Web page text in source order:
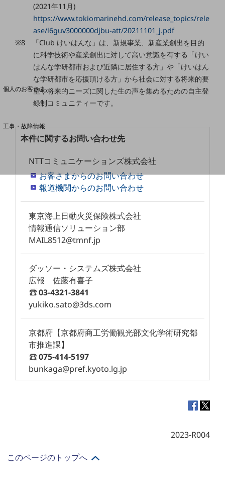
Web明細(ビリングステーション)
料金分析(ご利用料金管理サービス)
Web明細(My docomo)
個人のお客さま
NTTドコモ
工事・故障情報
お客さまサポートサイト
NTTドコモ 通信障害情報
(2021年11月)
https://www.tokiomarinehd.com/release_topics/rele
ase/l6guv3000000djbu-att/20211101_j.pdf
※8 「Club けいはんな」は、新規事業、新産業創出を目的
に科学技術や産業創出に対して高い意識を有する「けい
はんな学研都市および近隣に居住する方」や「けいはん
な学研都市を応援頂ける方」から社会に対する将来的要
望や将来的ニーズに関した生の声を集めるための自主登
録制コミュニティーです。
本件に関するお問い合わせ先
NTTコミュニケーションズ株式会社
お客さまからのお問い合わせ
報道機関からのお問い合わせ
東京海上日動火災保険株式会社
情報通信ソリューション部
MAIL8512@tmnf.jp
ダッソー・システムズ株式会社
広報 佐藤有喜子
03-4321-3841
yukiko.sato@3ds.com
京都府【京都府商工労働観光部文化学術研究都
市推進課】
075-414-5197
bunkaga@pref.kyoto.lg.jp
2023-R004
このページのトップへ